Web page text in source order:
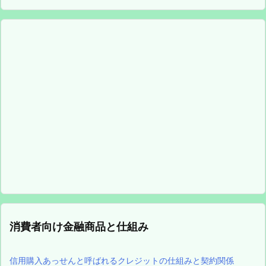
消費者向け金融商品と仕組み
信用購入あっせんと呼ばれるクレジットの仕組みと契約関係